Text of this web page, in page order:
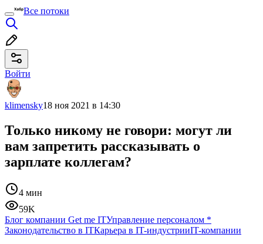
Все потоки
Войти
klimensky18 ноя 2021 в 14:30
Только никому не говори: могут ли
вам запретить рассказывать о
зарплате коллегам?
4 мин
59K
Блог компании Get me ITУправление персоналом *
Законодательство в ITКарьера в IT-индустрииIT-компании